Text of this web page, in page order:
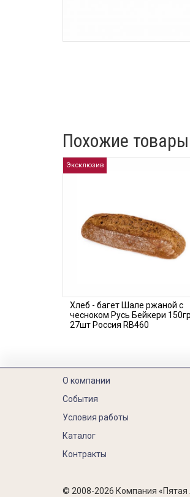
Похожие товары
Эксклюзив
Хлеб - багет Шале ржаной с
чесноком Русь Бейкери 150гр
27шт Россия RB460
О компании
События
Условия работы
Каталог
Контракты
© 2008-2026 Компания «Пятая